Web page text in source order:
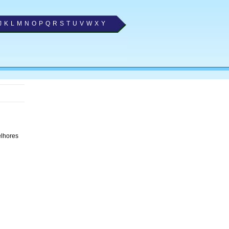
K L M N O P Q R S T U V W X Y